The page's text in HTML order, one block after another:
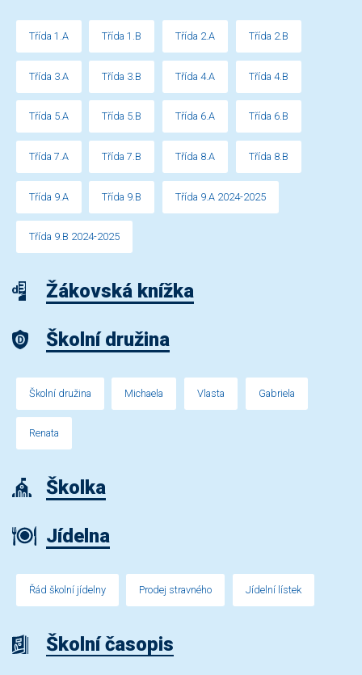
Třída 1.A Třída 1.B Třída 2.A Třída 2.B
Třída 3.A Třída 3.B Třída 4.A Třída 4.B
Třída 5.A Třída 5.B Třída 6.A Třída 6.B
Třída 7.A Třída 7.B Třída 8.A Třída 8.B
Třída 9.A Třída 9.B Třída 9.A 2024-2025
Třída 9.B 2024-2025
Žákovská knížka
Školní družina
Školní družina Michaela Vlasta Gabriela
Renata
Školka
Jídelna
Řád školní jídelny Prodej stravného Jídelní lístek
Školní časopis